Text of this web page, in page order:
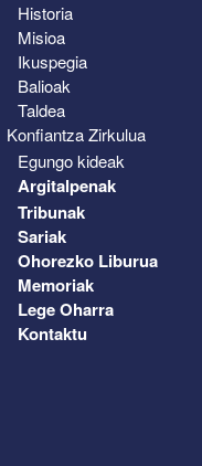
Historia
Misioa
Ikuspegia
Balioak
Taldea
Konfiantza Zirkulua
Egungo kideak
Argitalpenak
Tribunak
Sariak
Ohorezko Liburua
Memoriak
Lege Oharra
Kontaktu